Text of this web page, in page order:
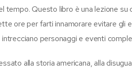
Questo libro è una lezione su
ore per farti innamorare evitare gli
personaggi e eventi
alla storia americana, alla